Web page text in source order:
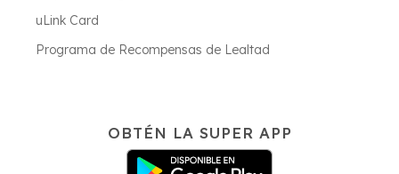
uLink Card
Programa de Recompensas de Lealtad
OBTÉN LA SUPER APP